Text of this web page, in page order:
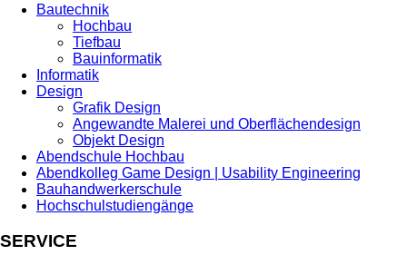
Bautechnik
Hochbau
Tiefbau
Bauinformatik
Informatik
Design
Grafik Design
Angewandte Malerei und Oberflächendesign
Objekt Design
Abendschule Hochbau
Abendkolleg Game Design | Usability Engineering
Bauhandwerkerschule
Hochschulstudiengänge
SERVICE